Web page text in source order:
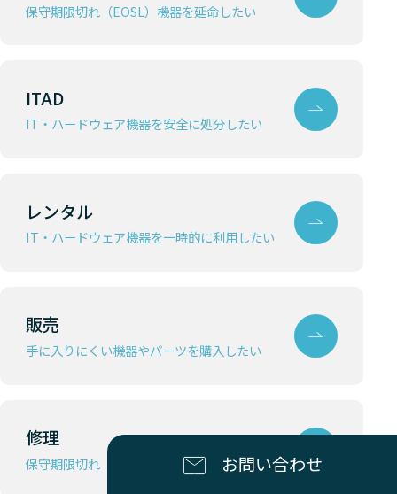
保守期限切れ（EOSL）機器を延命したい
ITAD
IT・ハードウェア機器を安全に処分したい
レンタル
IT・ハードウェア機器を一時的に利用したい
販売
手に入りにくい機器やパーツを購入したい
修理
保守期限切れ（EOSL）機器を修理したいお問い合わせ